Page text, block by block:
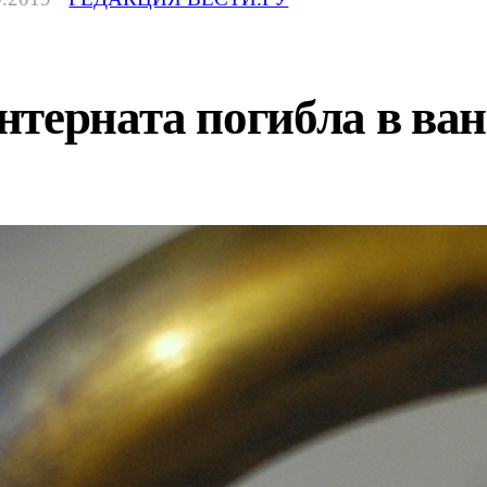
погибла в